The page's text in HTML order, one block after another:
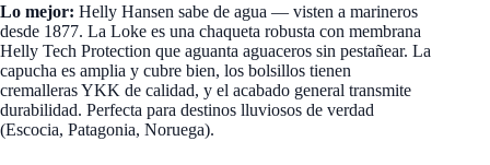
Lo mejor: Helly Hansen sabe de agua — visten a marineros
desde 1877. La Loke es una chaqueta robusta con membrana
Helly Tech Protection que aguanta aguaceros sin pestañear. La
capucha es amplia y cubre bien, los bolsillos tienen
cremalleras YKK de calidad, y el acabado general transmite
durabilidad. Perfecta para destinos lluviosos de verdad
(Escocia, Patagonia, Noruega).